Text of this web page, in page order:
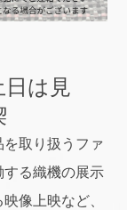
日は見
取り扱うファ
する織機の展示
像上映など、